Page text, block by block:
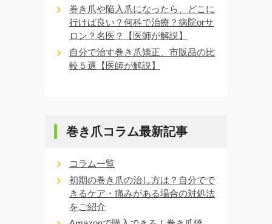
巻き爪や陥入爪になったら、どこに
行けば良い？何科で治療？病院orサ
ロン？名医？【医師が解説】
自分で治す巻き爪矯正、市販品の比
較５選【医師が解説】
巻き爪コラム最新記事
コラム一覧
初期の巻き爪の治し方は？自分でで
きるケア・痛みがある場合の対処法
をご紹介